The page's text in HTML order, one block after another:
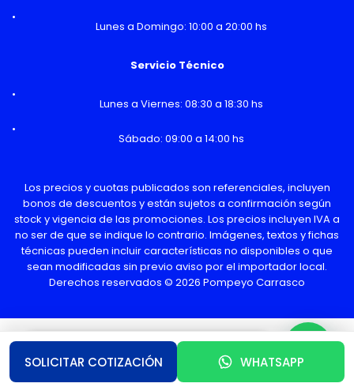
Lunes a Domingo: 10:00 a 20:00 hs
Servicio Técnico
Lunes a Viernes: 08:30 a 18:30 hs
Sábado: 09:00 a 14:00 hs
Los precios y cuotas publicados son referenciales, incluyen
bonos de descuentos y están sujetos a confirmación según
stock y vigencia de las promociones. Los precios incluyen IVA a
no ser de que se indique lo contrario. Imágenes, textos y fichas
técnicas pueden incluir características no disponibles o que
sean modificadas sin previo aviso por el importador local.
Derechos reservados © 2026 Pompeyo Carrasco
¿Necesitas Ayuda o mas información?
SOLICITAR COTIZACIÓN WHATSAPP